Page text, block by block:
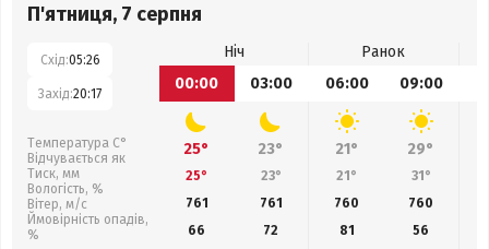
П'ятниця, 7 серпня
Схід:05:26
Захід:20:17
Температура С°
Відчувається як
Тиск, мм
Вологість, %
Вітер, м/с
Ймовірність опадів,
%
Ніч
Ранок
00:00
03:00 06:00 09:00
25° 23° 21° 29°
25° 23° 21° 31°
761
761 760 760
66
72 81 56